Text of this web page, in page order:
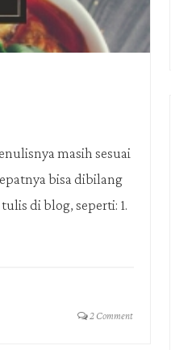
masih sesuai
bisa dibilang
di blog, seperti: 1.
2 Comment